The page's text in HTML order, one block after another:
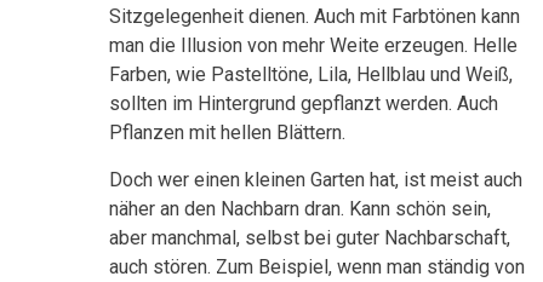
Sitzgelegenheit dienen. Auch mit Farbtönen kann
man die Illusion von mehr Weite erzeugen. Helle
Farben, wie Pastelltöne, Lila, Hellblau und Weiß,
sollten im Hintergrund gepflanzt werden. Auch
Pflanzen mit hellen Blättern.
Doch wer einen kleinen Garten hat, ist meist auch
näher an den Nachbarn dran. Kann schön sein,
aber manchmal, selbst bei guter Nachbarschaft,
auch stören. Zum Beispiel, wenn man ständig von